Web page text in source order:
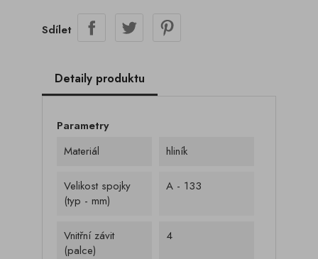
Sdílet
Detaily produktu
Parametry
Materiál
hliník
Velikost spojky
(typ - mm)
A - 133
Vnitřní závit
(palce)
4